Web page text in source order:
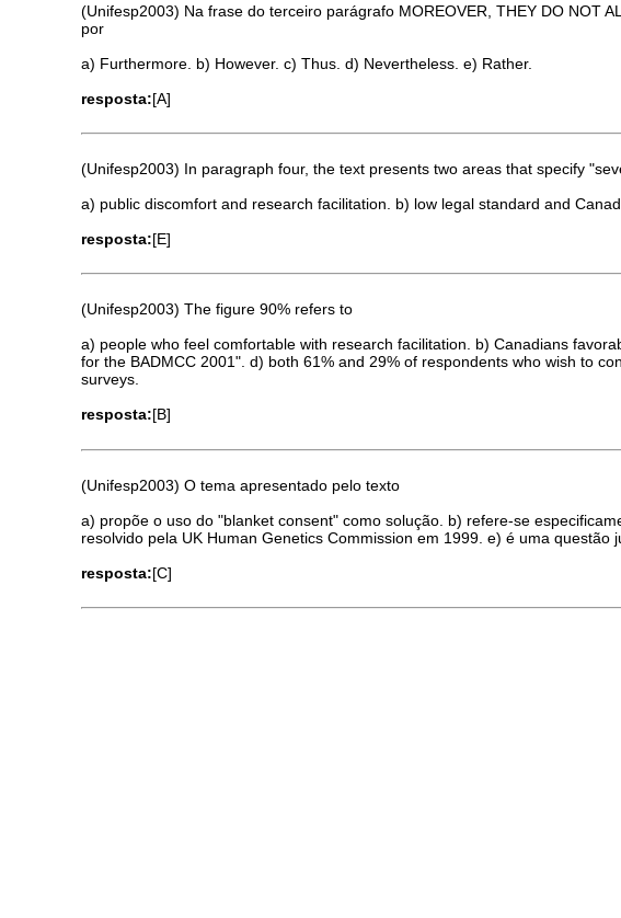
(Unifesp2003) Na frase do terceiro parágrafo MOREOVER, THEY DO NOT
por
a) Furthermore. b) However. c) Thus. d) Nevertheless. e) Rather.
resposta:[A]
(Unifesp2003) In paragraph four, the text presents two areas that specify
a) public discomfort and research facilitation. b) low legal standard and
resposta:[E]
(Unifesp2003) The figure 90% refers to
a) people who feel comfortable with research facilitation. b) Canadians
for the BADMCC 2001". d) both 61% and 29% of respondents who wish to
surveys.
resposta:[B]
(Unifesp2003) O tema apresentado pelo texto
a) propõe o uso do "blanket consent" como solução. b) refere-se
resolvido pela UK Human Genetics Commission em 1999. e) é uma
resposta:[C]